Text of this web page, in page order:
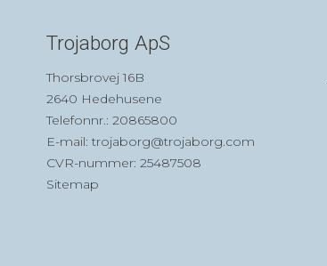
Trojaborg ApS
Thorsbrovej 16B
2640 Hedehusene
Telefonnr.: 20865800
E-mail: trojaborg@trojaborg.com
CVR-nummer: 25487508
Sitemap